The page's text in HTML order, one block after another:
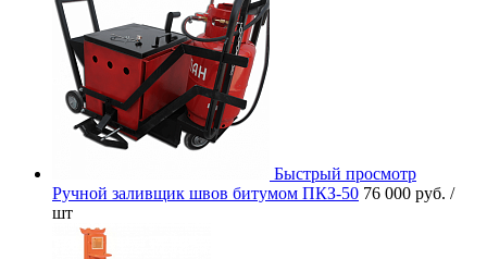
Быстрый просмотр
Ручной заливщик швов битумом ПКЗ-50 76 000 руб. /
шт